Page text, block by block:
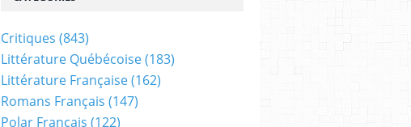
Critiques (843)
Littérature Québécoise(183)
Littérature Française(162)
Romans Français (147)
Polar Français (122)